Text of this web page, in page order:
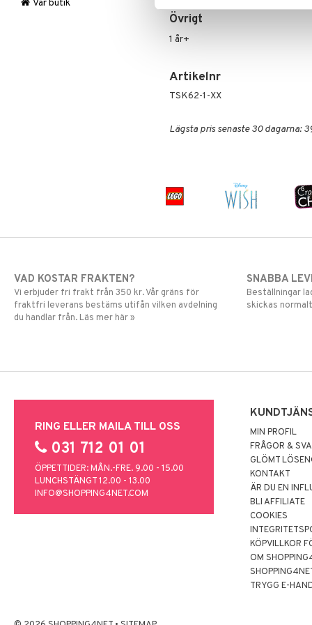
Övrigt
1 år+
Artikelnr
TSK62-1-XX
Lägsta pris senaste 30 dagarna:
Mulle
LEGO Super Heroes
Stickers
Vår butik
VAD KOSTAR FRAKTEN?
Vi erbjuder fri frakt från 350 kr. Vår gräns för
fraktfri leverans bestäms utifån vilken avdelning
du handlar från. Läs mer här »
SNABBA
Beställningar
skickas
RING ELLER MAILA TILL OSS
031 712 01 01
ÖPPETTIDER: MÅN.-FRE. 9.00 - 15.00
LUNCHSTÄNGT 12.00 - 13.00
INFO@SHOPPING4NET.COM
MIN PROFIL
FRÅGOR &
GLÖMT
KONTAKT
ÄR DU EN
BLI AFFILIATE
COOKIES
KÖPVILLKOR
OM
TRYGG E-